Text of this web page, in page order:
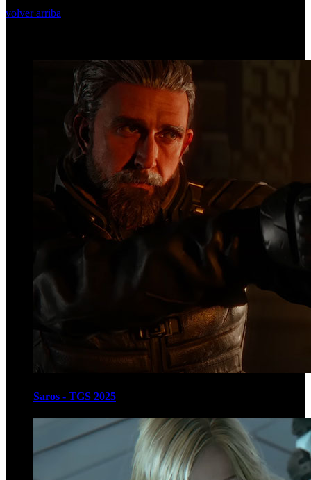
volver arriba
Saros - TGS 2025